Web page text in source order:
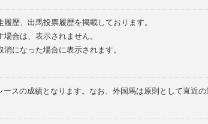
歴、出馬投票履歴を掲載しております。
合は、表示されません。
になった場合に表示されます。
スの成績となります。なお、外国馬は原則として直近の